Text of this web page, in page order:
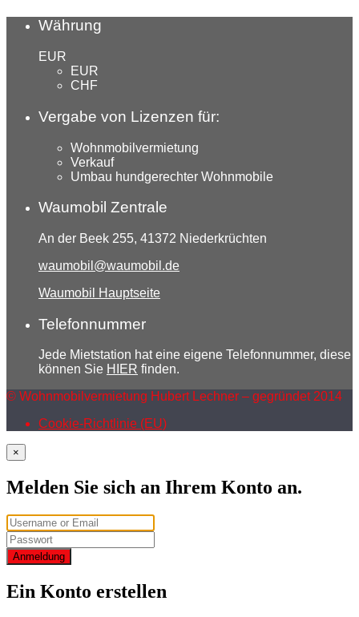
Währung
EUR
EUR
CHF
Vergabe von Lizenzen für:
Wohnmobilvermietung
Verkauf
Umbau hundgerechter Wohnmobile
Waumobil Zentrale
An der Beek 255, 41372 Niederkrüchten
waumobil@waumobil.de
Waumobil Hauptseite
Telefonnummer
Jede Mietstation hat eine eigene Telefonnummer, diese
können Sie HIER finden.
© Wohnmobilvermietung Hubert Lechner – gegründet 2014
Cookie-Richtlinie (EU)
×
Melden Sie sich an Ihrem Konto an.
Anmeldung
Ein Konto erstellen